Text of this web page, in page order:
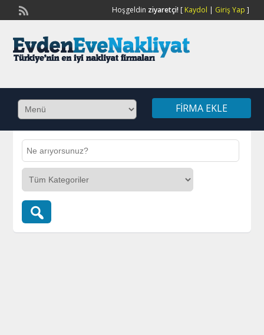
Hoşgeldin ziyaretçi![ Kaydol | Giriş Yap ]
FIRMA EKLE